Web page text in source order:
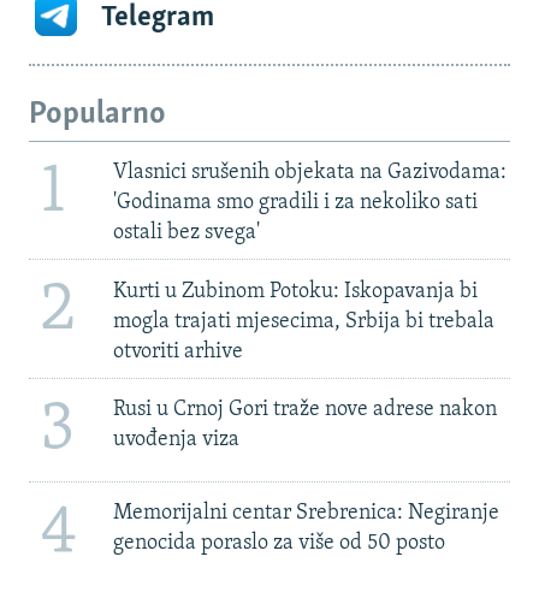
Telegram
Popularno
1
Vlasnici srušenih objekata na Gazivodama:
'Godinama smo gradili i za nekoliko sati
ostali bez svega'
2
Kurti u Zubinom Potoku: Iskopavanja bi
mogla trajati mjesecima, Srbija bi trebala
otvoriti arhive
3
Rusi u Crnoj Gori traže nove adrese nakon
uvođenja viza
4
Memorijalni centar Srebrenica: Negiranje
genocida poraslo za više od 50 posto